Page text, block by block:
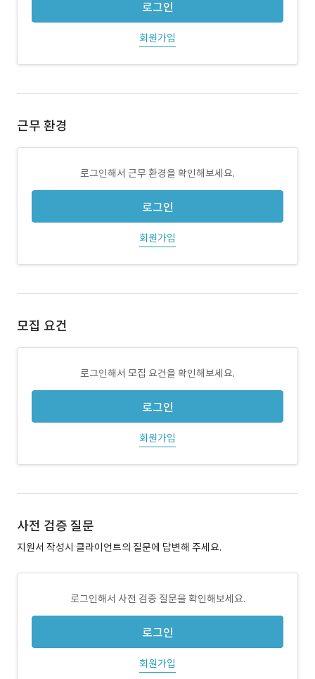
로그인
회원가입
근무 환경
로그인해서 근무 환경을 확인해보세요.
로그인
회원가입
모집 요건
로그인해서 모집 요건을 확인해보세요.
로그인
회원가입
사전 검증 질문
지원서 작성시 클라이언트의 질문에 답변해 주세요.
로그인해서 사전 검증 질문을 확인해보세요.
로그인
회원가입